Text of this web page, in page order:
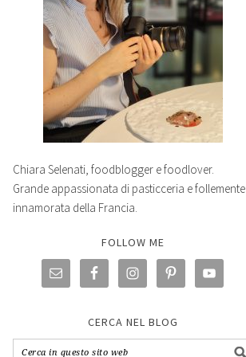
Chiara Selenati, foodblogger e foodlover.
Grande appassionata di pasticceria e follemente
innamorata della Francia.
FOLLOW ME
CERCA NEL BLOG